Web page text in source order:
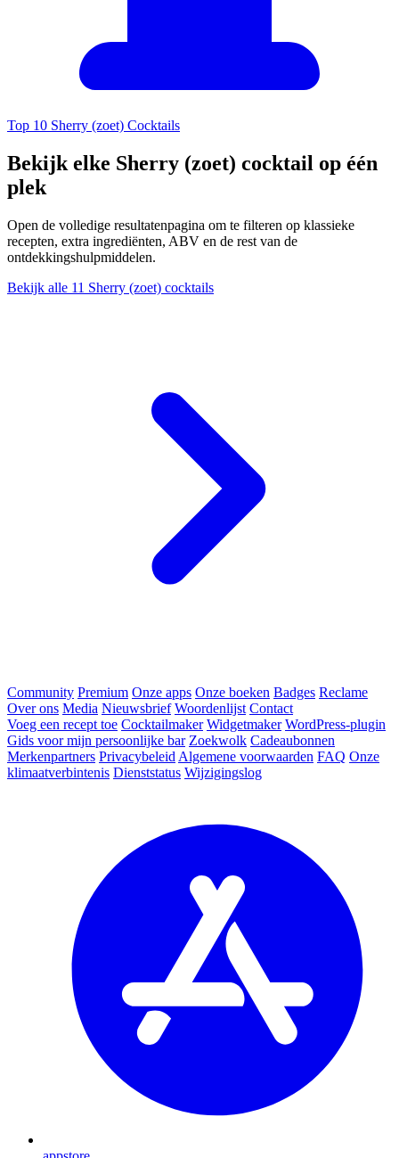
Top 10 Sherry (zoet) Cocktails
Bekijk elke Sherry (zoet) cocktail op één
plek
Open de volledige resultatenpagina om te filteren op klassieke
recepten, extra ingrediënten, ABV en de rest van de
ontdekkingshulpmiddelen.
Bekijk alle 11 Sherry (zoet) cocktails
Community Premium Onze apps Onze boeken Badges Reclame
Over ons Media Nieuwsbrief Woordenlijst Contact
Voeg een recept toe Cocktailmaker Widgetmaker WordPress-plugin
Gids voor mijn persoonlijke bar Zoekwolk Cadeaubonnen
Merkenpartners Privacybeleid Algemene voorwaarden FAQ Onze
klimaatverbintenis Dienststatus Wijzigingslog